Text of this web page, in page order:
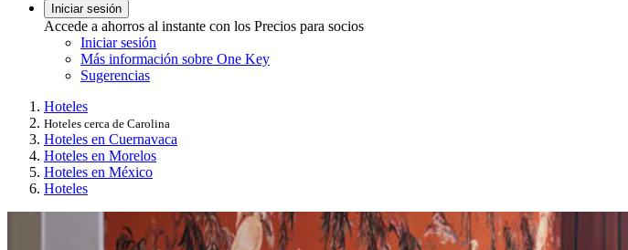
Iniciar sesión
Accede a ahorros al instante con los Precios para socios
Iniciar sesión
Más información sobre One Key
Sugerencias
Hoteles
Hoteles cerca de Carolina
Hoteles en Cuernavaca
Hoteles en Morelos
Hoteles en México
Hoteles